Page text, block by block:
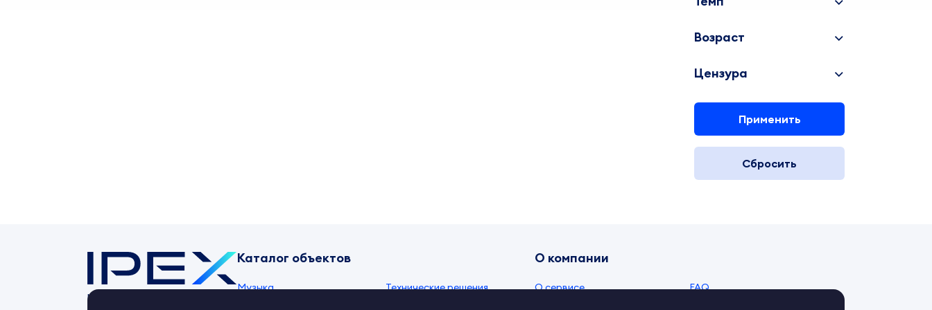
Возраст
Цензура
Применить
Сбросить
Контент-маркет
Каталог объектов
Музыка Технические решения
О компании
О сервисе FAQ